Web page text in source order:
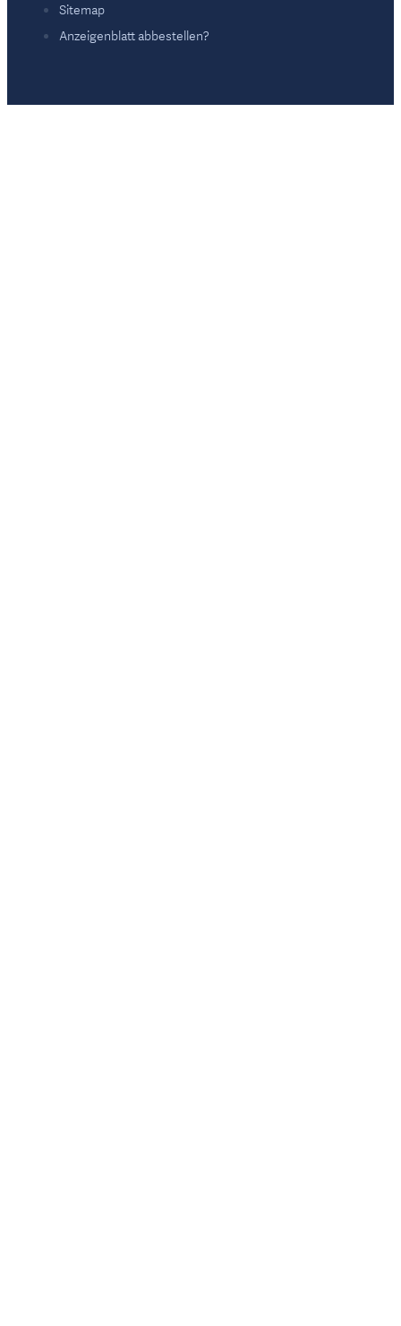
Sitemap
Anzeigenblatt abbestellen?